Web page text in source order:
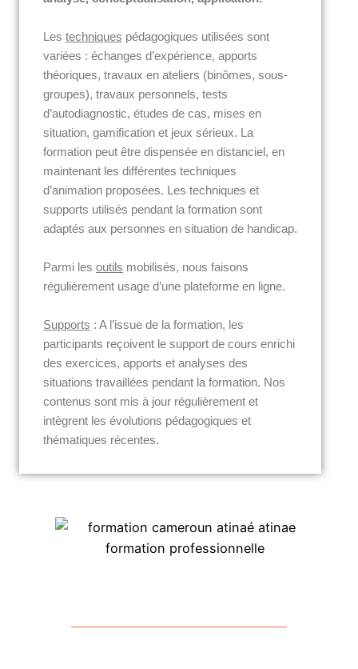
Les techniques pédagogiques utilisées sont
variées : échanges d’expérience, apports
théoriques, travaux en ateliers (binômes, sous-
groupes), travaux personnels, tests
d’autodiagnostic, études de cas, mises en
situation, gamification et jeux sérieux. La
formation peut être dispensée en distanciel, en
maintenant les différentes techniques
d’animation proposées. Les techniques et
supports utilisés pendant la formation sont
adaptés aux personnes en situation de handicap.
Parmi les outils mobilisés, nous faisons
régulièrement usage d’une plateforme en ligne.
Supports : A l’issue de la formation, les
participants reçoivent le support de cours enrichi
des exercices, apports et analyses des
situations travaillées pendant la formation. Nos
contenus sont mis à jour régulièrement et
intègrent les évolutions pédagogiques et
thématiques récentes.